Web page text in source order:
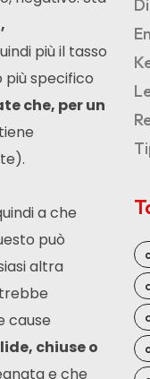
più il tasso
specifico
che, per un
a che
può
altra
cause
chiuse o
e che